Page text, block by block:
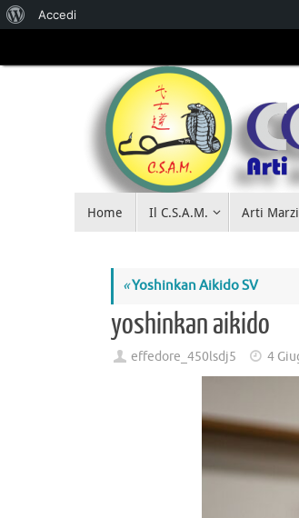
Accedi
Salta al
Home Il C.S.A.M. Arti
«Yoshinkan Aikido SV
yoshinkan aikido
effedore_450lsdj5 4